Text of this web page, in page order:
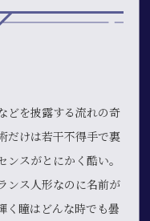
どを披露する流れの奇
だけは若干不得手で裏
スがとにかく酷い。
ンス人形なのに名前が
く瞳はどんな時でも曇